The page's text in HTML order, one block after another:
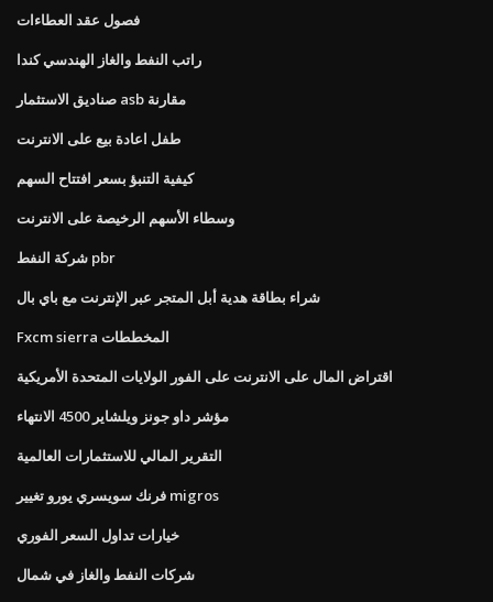
فصول عقد العطاءات
راتب النفط والغاز الهندسي كندا
صناديق الاستثمار asb مقارنة
طفل اعادة بيع على الانترنت
كيفية التنبؤ بسعر افتتاح السهم
وسطاء الأسهم الرخيصة على الانترنت
شركة النفط pbr
شراء بطاقة هدية أبل المتجر عبر الإنترنت مع باي بال
Fxcm sierra المخططات
اقتراض المال على الانترنت على الفور الولايات المتحدة الأمريكية
مؤشر داو جونز ويلشاير 4500 الانتهاء
التقرير المالي للاستثمارات العالمية
فرنك سويسري يورو تغيير migros
خيارات تداول السعر الفوري
شركات النفط والغاز في شمال